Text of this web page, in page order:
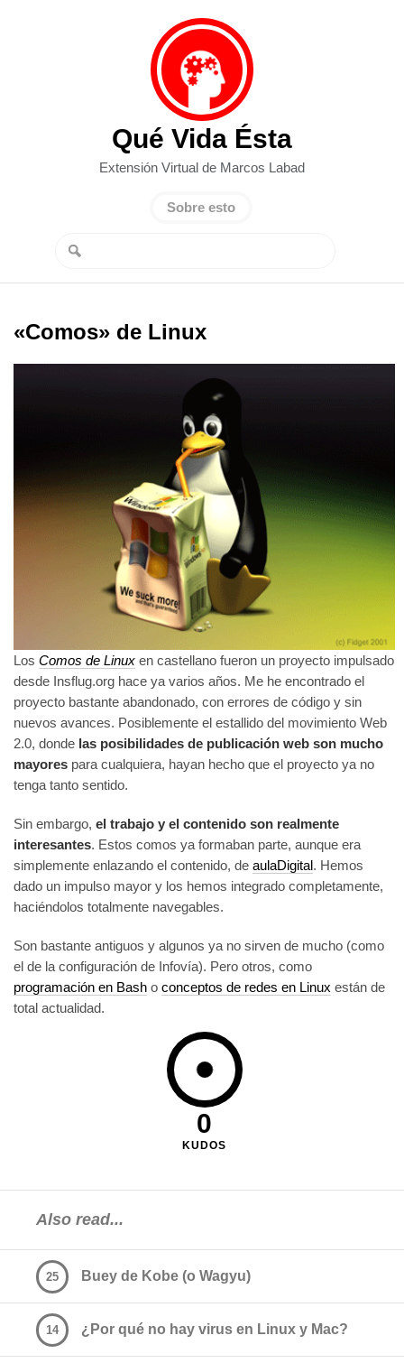
Qué Vida Ésta
Extensión Virtual de Marcos Labad
Sobre esto
«Comos» de Linux
Los Comos de Linux en castellano fueron un proyecto impulsado
desde Insflug.org hace ya varios años. Me he encontrado el
proyecto bastante abandonado, con errores de código y sin
nuevos avances. Posiblemente el estallido del movimiento Web
2.0, donde las posibilidades de publicación web son mucho
mayores para cualquiera, hayan hecho que el proyecto ya no
tenga tanto sentido.
Sin embargo, el trabajo y el contenido son realmente
interesantes. Estos comos ya formaban parte, aunque era
simplemente enlazando el contenido, de aulaDigital. Hemos
dado un impulso mayor y los hemos integrado completamente,
haciéndolos totalmente navegables.
Son bastante antiguos y algunos ya no sirven de mucho (como
el de la configuración de Infovía). Pero otros, como
programación en Bash o conceptos de redes en Linux están de
total actualidad.
0
KUDOS
Also read...
Buey de Kobe (o Wagyu)
25
¿Por qué no hay virus en Linux y Mac?
14